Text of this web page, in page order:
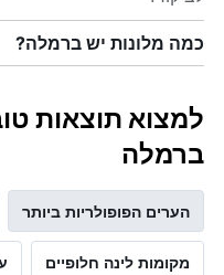
כמה מלונות יש ברמלה?
למצוא תוצאות
ברמלה
הערים הפופולריות ביותר
מקומות לינה חלופיים